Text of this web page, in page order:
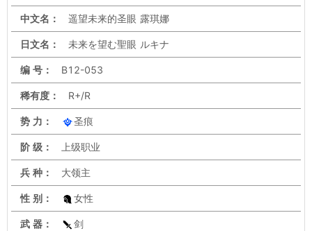
中文名： 遥望未来的圣眼 露琪娜
日文名： 未来を望む聖眼 ルキナ
编 号： B12-053
稀有度： R+/R
势 力： 圣痕
阶 级： 上级职业
兵 种： 大领主
性 别： 女性
武 器： 剑